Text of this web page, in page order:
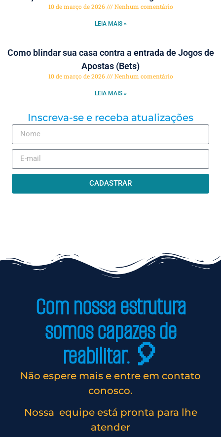
10 de março de 2026 Nenhum comentário
LEIA MAIS »
Como blindar sua casa contra a entrada de Jogos de
Apostas (Bets)
10 de março de 2026 Nenhum comentário
LEIA MAIS »
Inscreva-se e receba atualizações
CADASTRAR
Com nossa estrutura
somos capazes de
reabilitar. 🎈
Não espere mais e entre em contato
conosco.
Nossa equipe está pronta para lhe
atender